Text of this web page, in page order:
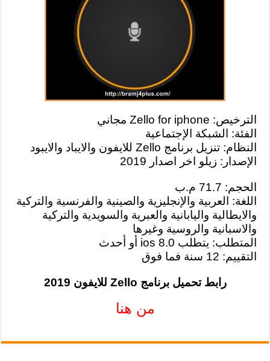
الترخيص: Zello for iphone مجاني
الفئة: الشبكة الإجتماعية
النظام: تنزيل برنامج Zello للايفون والايباد والايبود
الإصدار: زيلو اخر اصدار 2019
الحجم: 71.7 م.ب
اللغة: العربية والإنجليزية والصينية والفرنسية والتركية
والايطالية واليابانية والعبرية والسويدية والتركية
والاسبانية والروسية وغيرها
المتطلب: يتطلب ios 8.0 أو أحدث
التقييم: 12 سنة فما فوق
رابط تحميل برنامج Zello للايفون 2019
من هنا